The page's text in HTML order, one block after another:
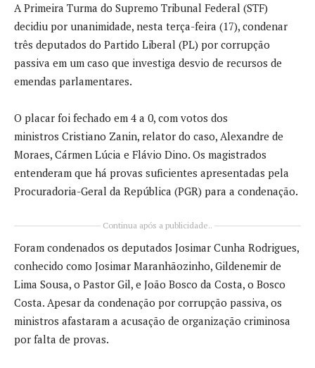
A Primeira Turma do Supremo Tribunal Federal (STF)
decidiu por unanimidade, nesta terça-feira (17), condenar
três deputados do Partido Liberal (PL) por corrupção
passiva em um caso que investiga desvio de recursos de
emendas parlamentares.
O placar foi fechado em 4 a 0, com votos dos
ministros Cristiano Zanin, relator do caso, Alexandre de
Moraes, Cármen Lúcia e Flávio Dino. Os magistrados
entenderam que há provas suficientes apresentadas pela
Procuradoria-Geral da República (PGR) para a condenação.
Continua após a publicidade..
Foram condenados os deputados Josimar Cunha Rodrigues,
conhecido como Josimar Maranhãozinho, Gildenemir de
Lima Sousa, o Pastor Gil, e João Bosco da Costa, o Bosco
Costa. Apesar da condenação por corrupção passiva, os
ministros afastaram a acusação de organização criminosa
por falta de provas.